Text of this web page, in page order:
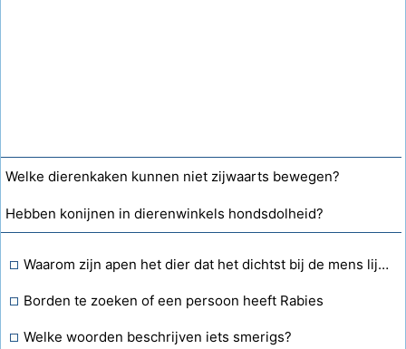
Welke dierenkaken kunnen niet zijwaarts bewegen?
Hebben konijnen in dierenwinkels hondsdolheid?
Waarom zijn apen het dier dat het dichtst bij de mens lijkt?
Borden te zoeken of een persoon heeft Rabies
Welke woorden beschrijven iets smerigs?